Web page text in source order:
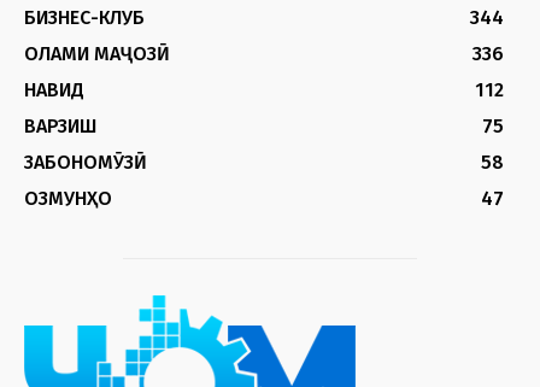
БИЗНЕС-КЛУБ
344
ОЛАМИ МАҶОЗӢ
336
НАВИД
112
ВАРЗИШ
75
ЗАБОНОМӮЗӢ
58
ОЗМУНҲО
47